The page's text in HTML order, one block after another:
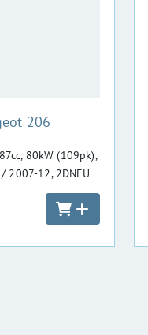
206
80kW (109pk),
2007-12, 2DNFU